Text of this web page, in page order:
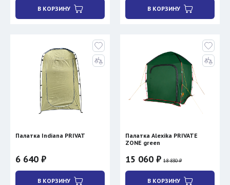
В КОРЗИНУ В КОРЗИНУ
Палатка Indiana PRIVAT
6 640 ₽
В КОРЗИНУ
Палатка Alexika PRIVATE
ZONE green
15 060 ₽ 18 830 ₽
В КОРЗИНУ